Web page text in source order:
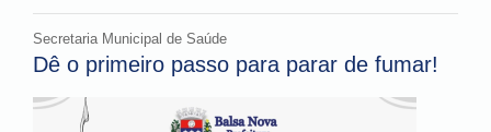
Secretaria Municipal de Saúde
Dê o primeiro passo para parar de fumar!